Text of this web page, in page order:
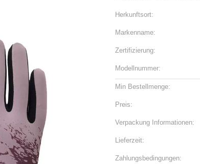
Herkunftsort:
Markenname:
Zertifizierung:
Modellnummer:
Min Bestellmenge:
Preis:
Verpackung Informationen:
Lieferzeit:
Zahlungsbedingungen: